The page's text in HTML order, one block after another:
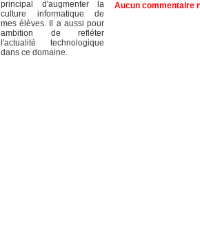
principal d'augmenter la
culture informatique de
mes élèves. Il a aussi pour
ambition de refléter
l'actualité technologique
dans ce domaine.
Aucun commentaire